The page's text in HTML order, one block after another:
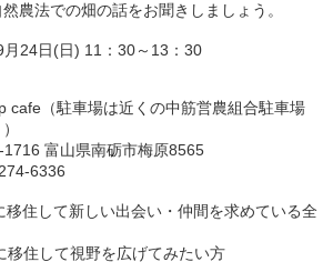
農法での畑の話をお聞きしましょう。
日(日) 11：30～13：30
cafe（駐車場は近くの中筋営農組合駐車場
県南砺市梅原8565
6336
して新しい出会い・仲間を求めている全
視野を広げてみたい方